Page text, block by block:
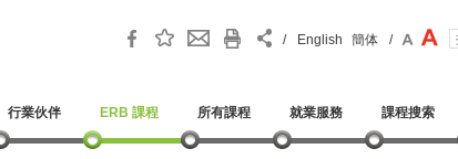
/ English 簡体 /
行業伙伴 ERB 課程 所有課程 就業服務 課程搜索